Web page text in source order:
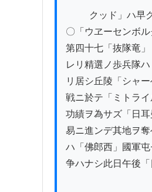
〇「ウヱーセンボ
第四十七「抜隊竜
レリ精選ノ歩兵隊
リ居シ丘陵「シャ
戦ニ於テ「ミトラ
功績ヲ為サズ「日
易ニ進ンデ其地ヲ
ハ「佛郎西」國軍
争ハナシ此日午後